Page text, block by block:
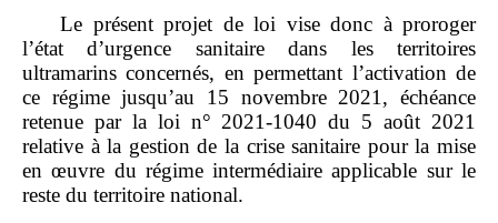
Le présent projet de loi vise donc à proroger
l’état d’urgence sanitaire dans les territoires
ultramarins concernés, en permettant l’activation de
ce régime jusqu’au 15 novembre 2021, échéance
retenue par la loi n° 2021‑1040 du 5 août 2021
relative à la gestion de la crise sanitaire pour la mise
en œuvre du régime intermédiaire applicable sur le
reste du territoire national.